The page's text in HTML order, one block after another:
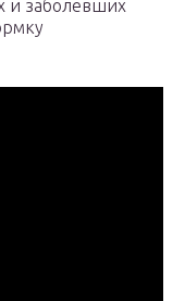
и заболевших